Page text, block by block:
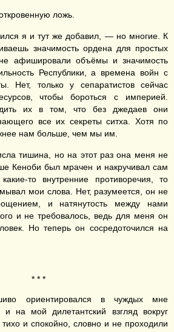
ложь.
я и тут же добавил, — но многие. К
значимость ордена для простых
афишировали объёмы и значимость
Республики, а времена войн с
Нет, только у сепаратистов сейчас
чтобы бороться с империей.
их в том, что без джедаев они
все их секреты ситха. Хотя по
нам больше, чем мы им.
тишина, но на этот раз она меня не
Кеноби был мрачен и накручивал сам
то внутренние противоречия, то
мои слова. Нет, разумеется, он не
и натянутость между нами
и не требовалось, ведь для меня он
Но теперь он сосредоточился на
* * *
ориентировался в чуждых мне
и на мой дилетантский взгляд вокруг
и спокойно, словно и не проходили